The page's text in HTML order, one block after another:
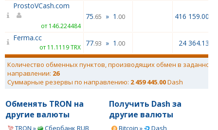
ProstoVCash.com
от 146.224484
75.65 » 1 .00 416 159.00
Ferma.cc
от 11.1119 TRX 77.93 » 1 .00 24 364.13
Количество обменных пунктов, производящих обмен в заданном
направлении: 26
Суммарные резервы по направлению: 2 459 445.00Dash
Обменять TRON на
другие валюты
TRON »
Сбербанк RUB
Получить Dash за
другие валюты
Bitcoin »
Dash